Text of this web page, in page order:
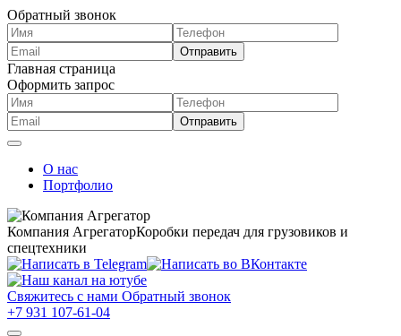
Обратный звонок
Главная страница
Оформить запрос
О нас
Портфолио
Компания АгрегаторКоробки передач для грузовиков и
спецтехники
Свяжитесь с нами Обратный звонок
+7 931 107-61-04